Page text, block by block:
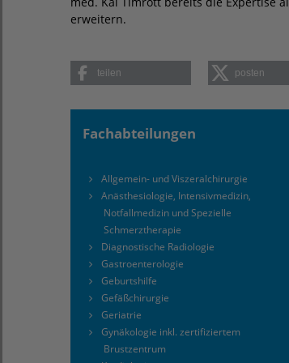
erweitern.
teilen posten
Fachabteilungen
Allgemein- und Viszeralchirurgie
Anästhesiologie, Intensivmedizin,
Notfallmedizin und Spezielle
Schmerztherapie
Diagnostische Radiologie
Gastroenterologie
Geburtshilfe
Gefäßchirurgie
Geriatrie
Gynäkologie inkl. zertifiziertem
Brustzentrum